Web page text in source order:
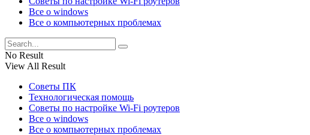
Все о windows
Все о компьютерных проблемах
No Result
View All Result
Советы ПК
Технологическая помощь
Советы по настройке Wi-Fi роутеров
Все о windows
Все о компьютерных проблемах